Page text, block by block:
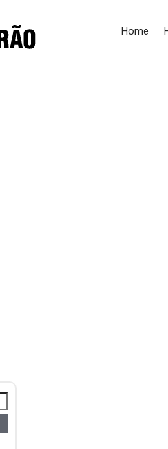
Home